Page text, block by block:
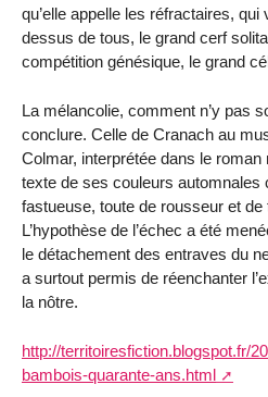
qu’elle appelle les réfractaires,
dessus de tous, le grand cerf
compétition génésique, le grand
La mélancolie, comment n’y pas
conclure. Celle de Cranach au
Colmar, interprétée dans le
texte de ses couleurs automnales
fastueuse, toute de rousseur et de
L’hypothèse de l’échec a été
le détachement des entraves du
a surtout permis de réenchanter
la nôtre.
http://territoiresfiction.blogspot.fr/
bambois-quarante-ans.html